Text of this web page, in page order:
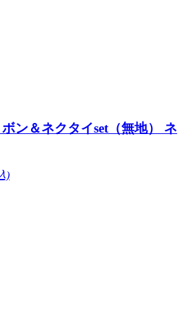
ン＆ネクタイset（無地） ネ
)